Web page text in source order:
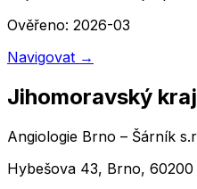
Ověřeno: 2026-03
Navigovat →
Jihomoravský kraj
Angiologie Brno – Šárník
Hybešova 43, Brno, 60200